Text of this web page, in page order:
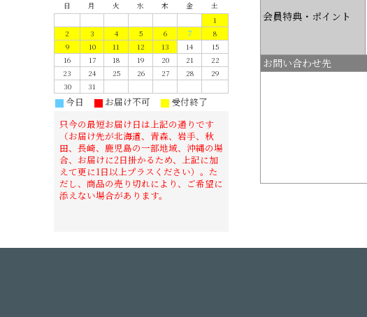
会員特典・ポイント
お問い合わせ先
日 月 火 水 木 金
土
1
2
3 4 5 6 7
8
9
10 11 12 13 14
15
16
17 18 19 20 21
22
23
24 25 26 27 28
29
30
31
■今日 ■ お届け不可 ■ 受付終了
只今の最短お届け日は上記の通りです
（お届け先が北海道、青森、岩手、秋
田、長崎、鹿児島の一部地域、沖縄の場
合、お届けに2日掛かるため、上記に加
えて更に1日以上プラスください）。た
だし、商品の売り切れにより、ご希望に
添えない場合があります。